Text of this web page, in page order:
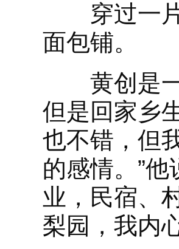
穿过一片
面包铺。
黄创是一
但是回家乡
也不错，但
的感情。”他
业，民宿、
梨园，我内